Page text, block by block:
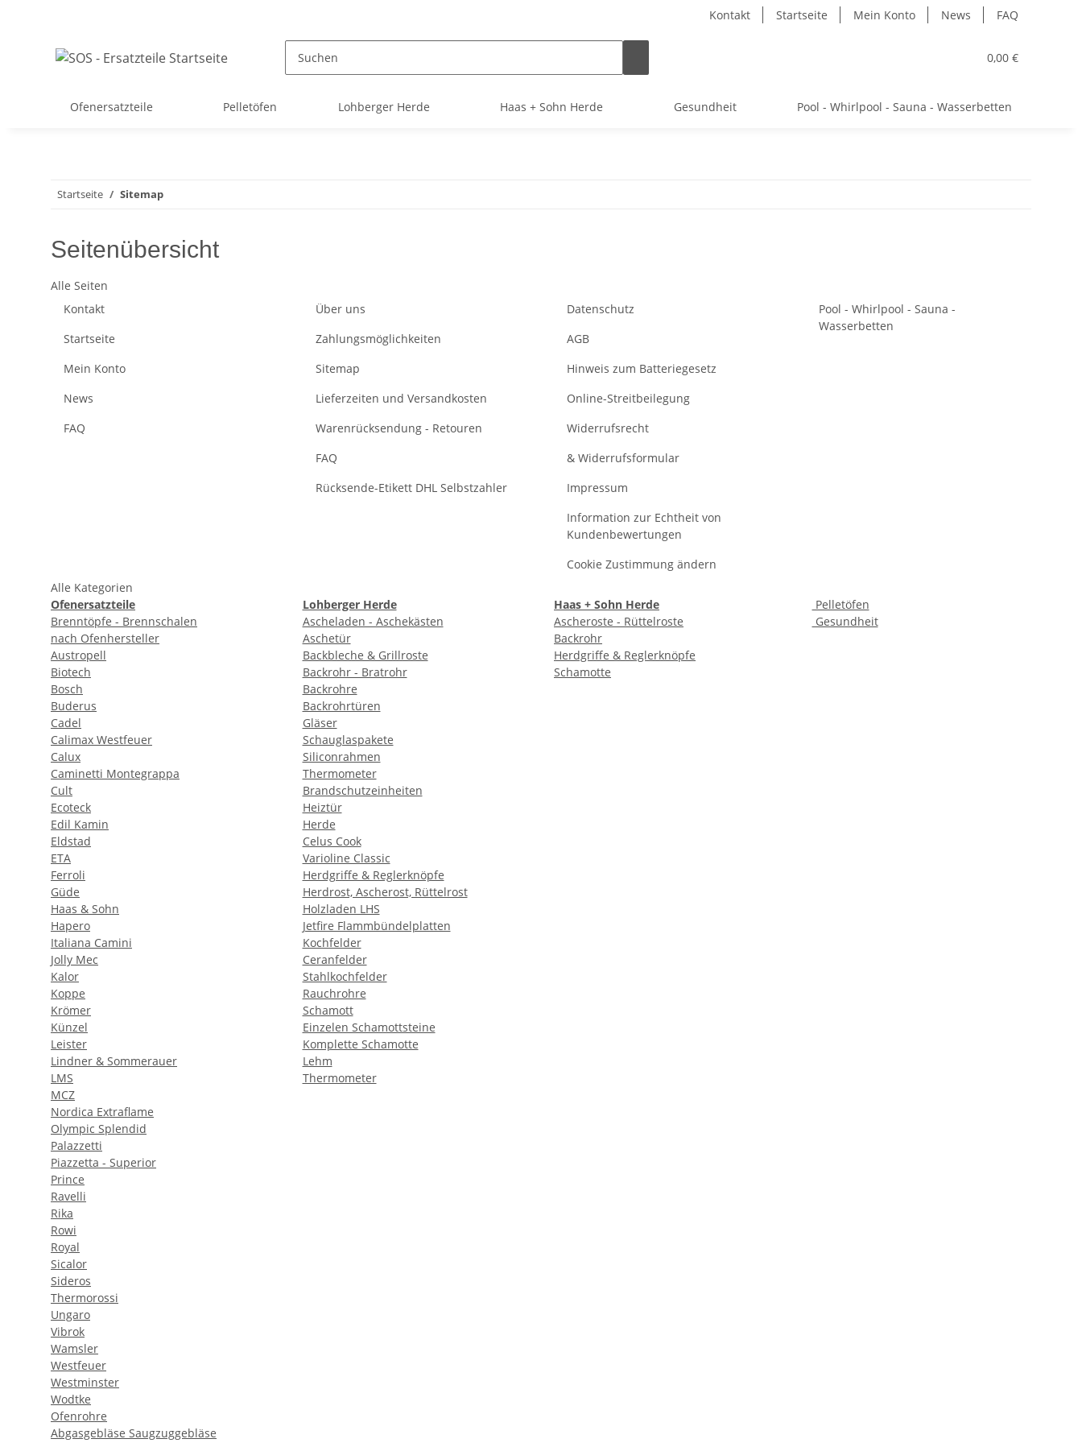
Kontakt Startseite Mein Konto News FAQ
0,00 €
Ofenersatzteile Pelletöfen Lohberger Herde Haas + Sohn Herde Gesundheit Pool - Whirlpool - Sauna - Wasserbetten
Startseite Sitemap
Seitenübersicht
Alle Seiten
Kontakt
Startseite
Mein Konto
News
FAQ
Über uns
Zahlungsmöglichkeiten
Sitemap
Lieferzeiten und Versandkosten
Warenrücksendung - Retouren
FAQ
Rücksende-Etikett DHL Selbstzahler
Datenschutz
AGB
Hinweis zum Batteriegesetz
Online-Streitbeilegung
Widerrufsrecht
& Widerrufsformular
Impressum
Information zur Echtheit von
Kundenbewertungen
Cookie Zustimmung ändern
Pool - Whirlpool - Sauna -
Wasserbetten
Alle Kategorien
Ofenersatzteile
Brenntöpfe - Brennschalen
nach Ofenhersteller
Austropell
Biotech
Bosch
Buderus
Cadel
Calimax Westfeuer
Calux
Caminetti Montegrappa
Cult
Ecoteck
Edil Kamin
Eldstad
ETA
Ferroli
Güde
Haas & Sohn
Hapero
Italiana Camini
Jolly Mec
Kalor
Koppe
Krömer
Künzel
Leister
Lindner & Sommerauer
LMS
MCZ
Nordica Extraflame
Olympic Splendid
Palazzetti
Piazzetta - Superior
Prince
Ravelli
Rika
Rowi
Royal
Sicalor
Sideros
Thermorossi
Ungaro
Vibrok
Wamsler
Westfeuer
Westminster
Wodtke
Ofenrohre
Abgasgebläse Saugzuggebläse
Lohberger Herde
Ascheladen - Aschekästen
Aschetür
Backbleche & Grillroste
Backrohr - Bratrohr
Backrohre
Backrohrtüren
Gläser
Schauglaspakete
Siliconrahmen
Thermometer
Brandschutzeinheiten
Heiztür
Herde
Celus Cook
Varioline Classic
Herdgriffe & Reglerknöpfe
Herdrost, Ascherost, Rüttelrost
Holzladen LHS
Jetfire Flammbündelplatten
Kochfelder
Ceranfelder
Stahlkochfelder
Rauchrohre
Schamott
Einzelen Schamottsteine
Komplette Schamotte
Lehm
Thermometer
Haas + Sohn Herde
Ascheroste - Rüttelroste
Backrohr
Herdgriffe & Reglerknöpfe
Schamotte
Pelletöfen
Gesundheit